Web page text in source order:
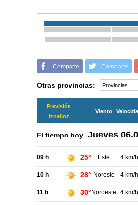
Comparte Comparte
Otras provincias:
Previsión
Iznalloz
Viento
El tiempo hoy Jueves
09 h 25° Este 4 km/h
10 h 28° Noreste 4 km/h
11 h 30° Noroeste 4 km/h